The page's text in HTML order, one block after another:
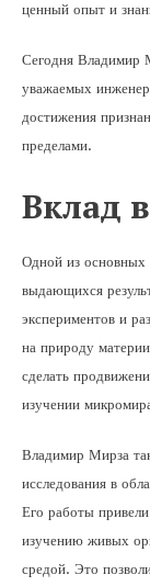
ценный опыт и
Сегодня Владимир
уважаемых
достижения
пределами.
Вклад
Одной из основных
выдающихся
экспериментов и
на природу
сделать
изучении
Владимир Мирза
исследования в
Его работы
изучению живых
средой. Это